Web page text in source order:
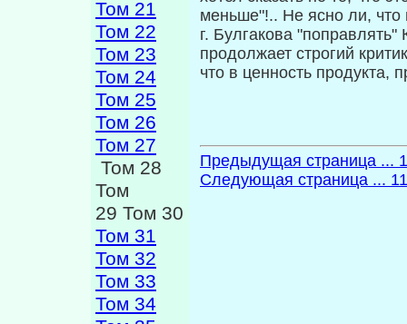
Том 21
Том 22
Том 23
Том 24
Том 25
Том 26
Том 27
Том 28
Том
29 Том 30
Том 31
Том 32
Том 33
Том 34
меньше"!.. Не ясно ли, что
г. Булгакова
продолжает строгий
что в ценность продукта,
Предыдущая страница ...
Следующая страница ...